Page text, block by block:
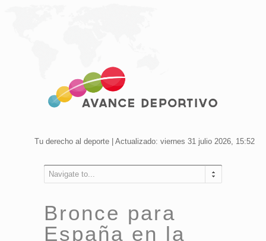
Tu derecho al deporte | Actualizado: viernes 31 julio 2026, 15:52
Navigate to...
Bronce para
España en la